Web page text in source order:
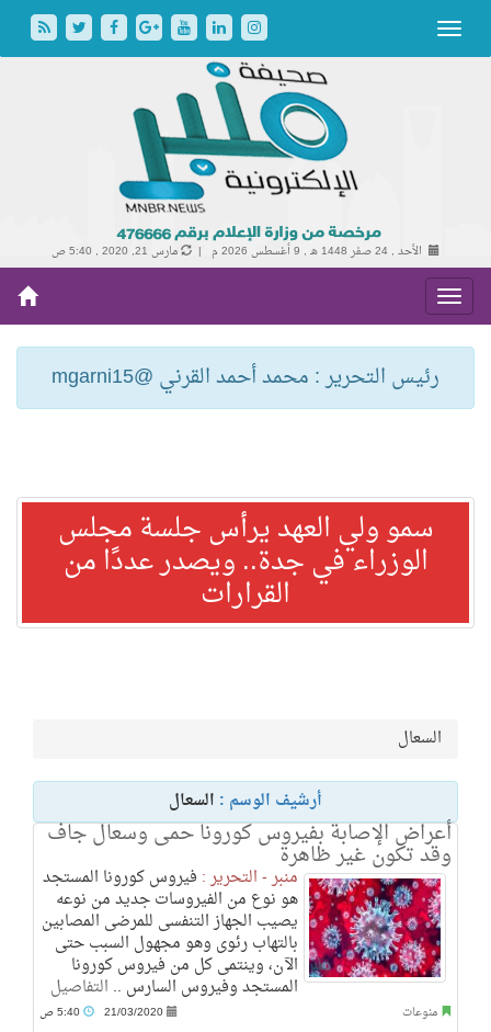
الأحد , 24 صفر 1448 هـ , 9 أغسطس 2026 م | مارس 21, 2020 , 5:40 ص
رئيس التحرير : محمد أحمد القرني @mgarni15
سمو ولي العهد يرأس جلسة مجلس
الوزراء في جدة.. ويصدر عددًا من
القرارات
السعال
أرشيف الوسم : السعال
أعراض الإصابة بفيروس كورونا حمى وسعال جاف
وقد تكون غير ظاهرة
منبر - التحرير : فيروس كورونا المستجد
هو نوع من الفيروسات جديد من نوعه
يصيب الجهاز التنفسى للمرضى المصابين
بالتهاب رئوى وهو مجهول السبب حتى
الآن، وينتمى كل من فيروس كورونا
المستجد وفيروس السارس .. التفاصيل
منوعات 21/03/2020